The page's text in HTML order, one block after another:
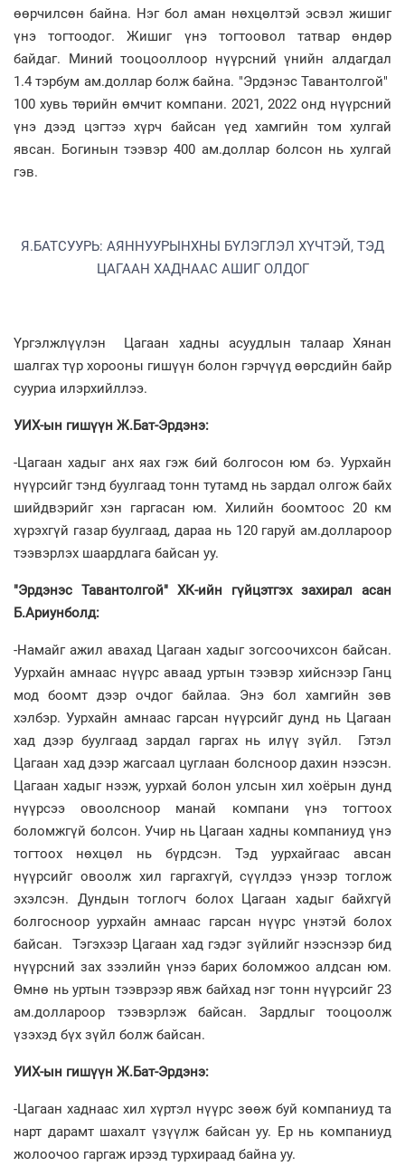
өөрчилсөн байна. Нэг бол аман нөхцөлтэй эсвэл жишиг
үнэ тогтоодог. Жишиг үнэ тогтоовол татвар өндөр
байдаг. Миний тооцооллоор нүүрсний үнийн алдагдал
1.4 тэрбум ам.доллар болж байна. "Эрдэнэс Тавантолгой"
100 хувь төрийн өмчит компани. 2021, 2022 онд нүүрсний
үнэ дээд цэгтээ хүрч байсан үед хамгийн том хулгай
явсан. Богинын тээвэр 400 ам.доллар болсон нь хулгай
гэв.
Я.БАТСУУРЬ: АЯННУУРЫНХНЫ БҮЛЭГЛЭЛ ХҮЧТЭЙ, ТЭД
ЦАГААН ХАДНААС АШИГ ОЛДОГ
Үргэлжлүүлэн Цагаан хадны асуудлын талаар Хянан
шалгах түр хорооны гишүүн болон гэрчүүд өөрсдийн байр
сууриа илэрхийллээ.
УИХ-ын гишүүн Ж.Бат-Эрдэнэ:
-Цагаан хадыг анх яах гэж бий болгосон юм бэ. Уурхайн
нүүрсийг тэнд буулгаад тонн тутамд нь зардал олгож байх
шийдвэрийг хэн гаргасан юм. Хилийн боомтоос 20 км
хүрэхгүй газар буулгаад, дараа нь 120 гаруй ам.доллароор
тээвэрлэх шаардлага байсан уу.
"Эрдэнэс Тавантолгой" ХК-ийн гүйцэтгэх захирал асан
Б.Ариунболд:
-Намайг ажил авахад Цагаан хадыг зогсоочихсон байсан.
Уурхайн амнаас нүүрс аваад уртын тээвэр хийснээр Ганц
мод боомт дээр очдог байлаа. Энэ бол хамгийн зөв
хэлбэр. Уурхайн амнаас гарсан нүүрсийг дунд нь Цагаан
хад дээр буулгаад зардал гаргах нь илүү зүйл. Гэтэл
Цагаан хад дээр жагсаал цуглаан болсноор дахин нээсэн.
Цагаан хадыг нээж, уурхай болон улсын хил хоёрын дунд
нүүрсээ овоолсноор манай компани үнэ тогтоох
боломжгүй болсон. Учир нь Цагаан хадны компаниуд үнэ
тогтоох нөхцөл нь бүрдсэн. Тэд уурхайгаас авсан
нүүрсийг овоолж хил гаргахгүй, сүүлдээ үнээр тоглож
эхэлсэн. Дундын тоглогч болох Цагаан хадыг байхгүй
болгосноор уурхайн амнаас гарсан нүүрс үнэтэй болох
байсан. Тэгэхээр Цагаан хад гэдэг зүйлийг нээснээр бид
нүүрсний зах зээлийн үнээ барих боломжоо алдсан юм.
Өмнө нь уртын тээврээр явж байхад нэг тонн нүүрсийг 23
ам.доллароор тээвэрлэж байсан. Зардлыг тооцоолж
үзэхэд бүх зүйл болж байсан.
УИХ-ын гишүүн Ж.Бат-Эрдэнэ:
-Цагаан хаднаас хил хүртэл нүүрс зөөж буй компаниуд та
нарт дарамт шахалт үзүүлж байсан уу. Ер нь компаниуд
жолоочоо гаргаж ирээд турхираад байна уу.